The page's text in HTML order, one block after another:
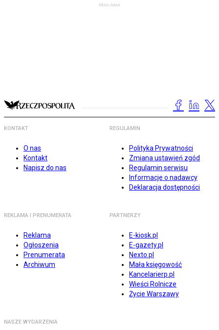
KONTAKT
O nas
Kontakt
Napisz do nas
REGULAMIN
Polityka Prywatności
Zmiana ustawień zgód
Regulamin serwisu
Informacje o nadawcy
Deklaracja dostępności
REKLAMA I PRENUMERATA
Reklama
Ogłoszenia
Prenumerata
Archiwum
PARTNERZY
E-kiosk.pl
E-gazety.pl
Nexto.pl
Mała księgowość
Kancelarierp.pl
Wieści Rolnicze
Życie Warszawy
NASZE WYDARZENIA